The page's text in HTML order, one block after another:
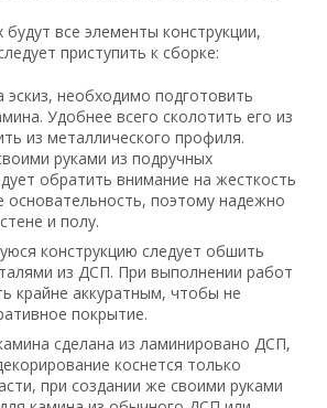
будут все элементы конструкции,
приступить к сборке:
эскиз, необходимо подготовить
Удобнее всего сколотить его из
из металлического профиля.
руками из подручных
обратить внимание на жесткость
основательность, поэтому надежно
и полу.
конструкцию следует обшить
из ДСП. При выполнении работ
крайне аккуратным, чтобы не
покрытие.
сделана из ламинировано ДСП,
коснется только
при создании же своими руками